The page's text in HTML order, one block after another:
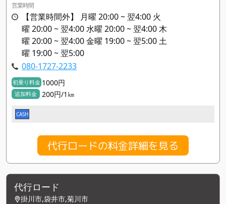
営業時間
【営業時間外】 月曜 20:00 ~ 翌4:00 火
曜 20:00 ~ 翌4:00 水曜 20:00 ~ 翌4:00 木
曜 20:00 ~ 翌4:00 金曜 19:00 ~ 翌5:00 土
曜 19:00 ~ 翌5:00
080-1727-2233
初乗り料金 1000円
追加料金 200円/1㎞
CASH
代行ロードの料金詳細を見る
代行ロード
掛川市,袋井市,菊川市